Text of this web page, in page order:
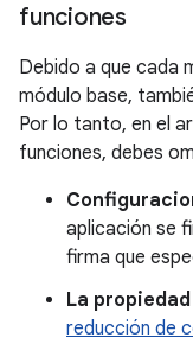
funciones
Debido a que cada
módulo base,
Por lo tanto, en el
funciones, debes
aplicación se
firma que
La propiedad
reducción de